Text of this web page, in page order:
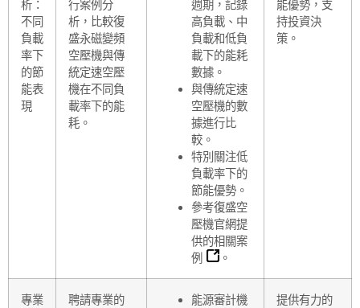
析：
不同
負載
率下
的節
能表
現
行案例分
析，比較復
盛永磁變頻
空壓機與傳
統定速空壓
機在不同負
載率下的能
耗。
週期，記錄
高負載、中
負載和低負
載下的能耗
數據。
與傳統定速
空壓機的數
據進行比
較。
特別關注低
負載率下的
節能優勢。
參考復盛空
壓機官網提
供的相關案
例
。
能優勢，支
持投資決
策。
專業
聘請專業的
能源審計機
提供有力的